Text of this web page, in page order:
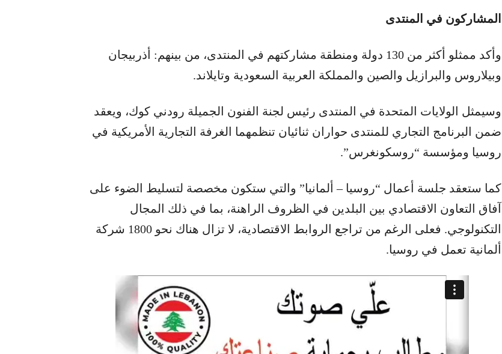
المشاركون في المنتدى
وأكد ممثلو أكثر من 130 دولة ومنطقة مشاركتهم في المنتدى، من بينهم: أذربيجان
وبيلاروس والبرازيل والصين والمملكة العربية السعودية وتايلاند.
وسيمثل الولايات المتحدة في المنتدى رئيس لجنة الفنون الجميلة رودني كوك، ويعقد
ضمن البرنامج التجاري للمنتدى حواران ثنائيان تنظمهما الغرفة التجارية الأمريكية في
روسيا ومؤسسة “روسكونغرس”.
كما ستعقد جلسة أعمال “روسيا – ألمانيا” والتي ستكون مخصصة لتسليط الضوء على
آفاق التعاون الاقتصادي بين البلدين في الظروف الراهنة، بما في ذلك المجال
التكنولوجي. فعلى الرغم من تراجع الروابط الاقتصادية، لا تزال هناك نحو 1800 شركة
ألمانية تعمل في روسيا.